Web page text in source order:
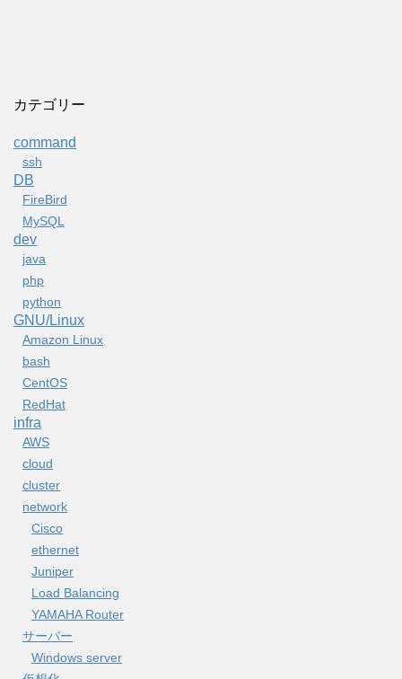
カテゴリー
command
ssh
DB
FireBird
MySQL
dev
java
php
python
GNU/Linux
Amazon Linux
bash
CentOS
RedHat
infra
AWS
cloud
cluster
network
Cisco
ethernet
Juniper
Load Balancing
YAMAHA Router
サーバー
Windows server